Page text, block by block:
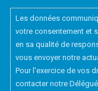
Les données
votre consentement et
en sa qualité de
vous envoyer notre
Pour l'exercice de vos
contacter notre